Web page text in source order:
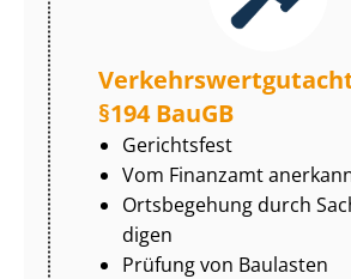
§194 BauGB
Gerichtsfest
Vom Finanzamt
Ortsbegehung durch
di­gen
Prüfung von Baulasten